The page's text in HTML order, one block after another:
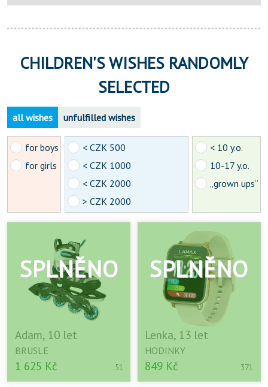
CHILDREN'S WISHES RANDOMLY
SELECTED
all wishes unfulfilled wishes
for boys
for girls
< CZK 500
< CZK 1000
< CZK 2000
> CZK 2000
< 10 y.o.
10-17 y.o.
„grown ups“
Adam, 10 let
BRUSLE
1 625 Kč 51
Lenka, 13 let
HODINKY
849 Kč 371